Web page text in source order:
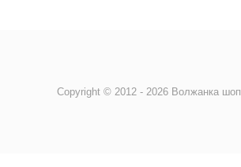
Copyright © 2012 - 2026 Волжанка шоп